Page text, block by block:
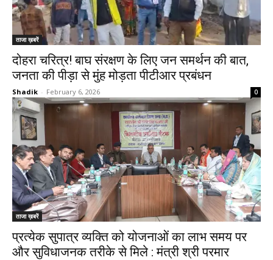
ताजा ख़बरें
दोहरा चरित्र! बाघ संरक्षण के लिए जन समर्थन की बात,
जनता की पीड़ा से मुंह मोड़ता पीटीआर प्रबंधन
Shadik - February 6, 2026 0
ताजा ख़बरें
प्रत्येक सुपात्र व्यक्ति को योजनाओं का लाभ समय पर
और सुविधाजनक तरीके से मिले : मंत्री श्री परमार